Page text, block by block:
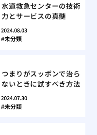
水道救急センターの技術
力とサービスの真髄
2024.08.03
未分類
つまりがスッポンで治ら
ないときに試すべき方法
2024.07.30
未分類